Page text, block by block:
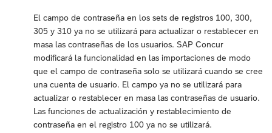
El campo de contraseña en los sets de registros 100, 300,
305 y 310 ya no se utilizará para actualizar o restablecer en
masa las contraseñas de los usuarios. SAP Concur
modificará la funcionalidad en las importaciones de modo
que el campo de contraseña solo se utilizará cuando se cree
una cuenta de usuario. El campo ya no se utilizará para
actualizar o restablecer en masa las contraseñas de usuario.
Las funciones de actualización y restablecimiento de
contraseña en el registro 100 ya no se utilizará.